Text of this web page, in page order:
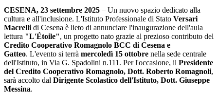
CESENA, 23 settembre 2025 – Un nuovo spazio dedicato alla
cultura e all'inclusione. L'Istituto Professionale di Stato Versari
Macrelli di Cesena è lieto di annunciare l'inaugurazione dell'aula
lettura "L'Étoile", un progetto nato grazie al prezioso contributo del
Credito Cooperativo Romagnolo BCC di Cesena e
Gatteo. L'evento si terrà mercoledì 15 ottobre nella sede centrale
dell'Istituto, in Via G. Spadolini n.111. Per l'occasione, il Presidente
del Credito Cooperativo Romagnolo, Dott. Roberto Romagnoli,
sarà accolto dal Dirigente Scolastico dell'Istituto, Dott. Giuseppe
Messina.